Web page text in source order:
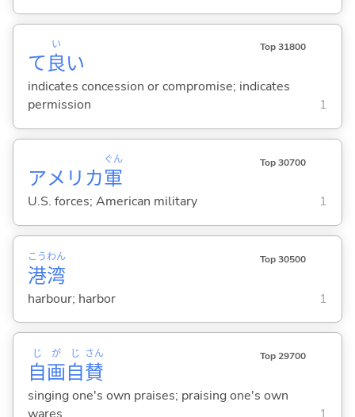
て良
い
い
Top 31800
indicates concession or compromise; indicates
permission
1
アメリカ軍
ぐん Top 30700
U.S. forces; American military 1
港
こう
湾
わん Top 30500
harbour; harbor 1
自
じ
画
が
自
じ
賛
さん Top 29700
singing one's own praises; praising one's own